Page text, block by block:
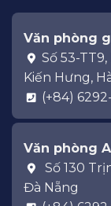
Văn phòng
Số 53-
Kiến Hưng,
(+84)
Văn phòng
Số 130
Đà Nẵng